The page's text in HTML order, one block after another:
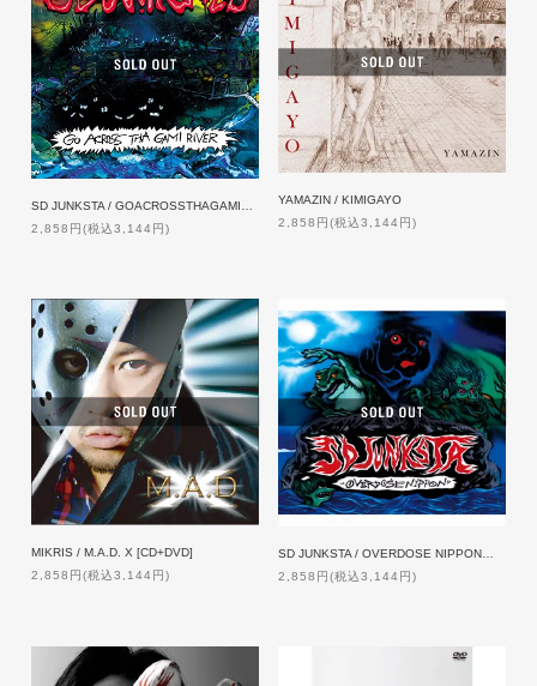
2,858円(税込3,144円)
YAMAZIN / KIMIGAYO
2,858円(税込3,144円)
MIKRIS / M.A.D. X [CD+DVD]
2,858円(税込3,144円)
2,858円(税込3,144円)